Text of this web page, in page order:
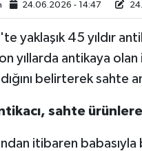
24.06.2026 - 14:47
yaklaşık 45 yıldır
yıllarda antikaya olan
belirterek sahte
sahte
itibaren